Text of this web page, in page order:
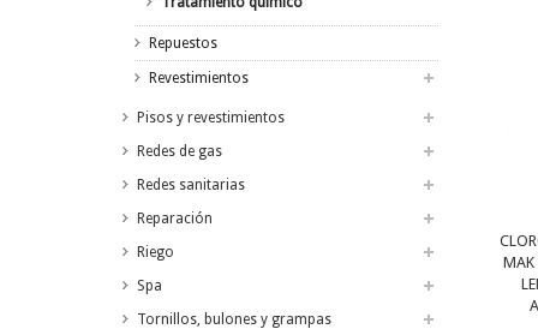
Repuestos
Revestimientos
Pisos y revestimientos
Redes de gas
Redes sanitarias
Reparación
Riego
Spa
Tornillos, bulones y grampas